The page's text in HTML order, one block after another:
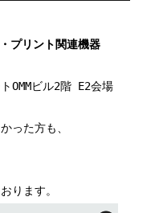
プリント関連機器
OMMビル2階 E2会場
った方も、
ります。